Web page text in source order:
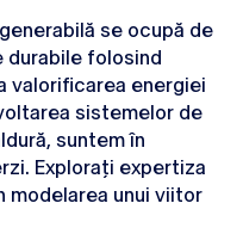
se ocupă de
durabile folosind
valorificarea energiei
sistemelor de
suntem în
Explorați expertiza
modelarea unui viitor